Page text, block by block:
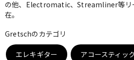
キーボード
の他、Electromatic、Streamliner等リ
在。
Gretschのカテゴリ
エレキギター アコースティッ